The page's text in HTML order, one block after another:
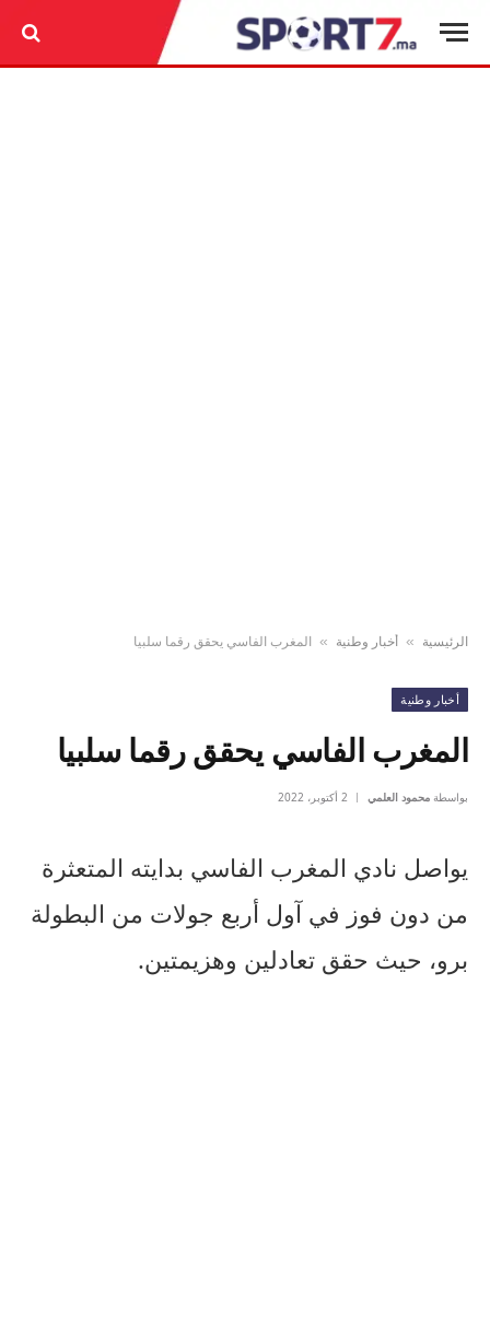
الرئيسية » أخبار وطنية » المغرب الفاسي يحقق رقما سلبيا
أخبار وطنية
المغرب الفاسي يحقق رقما سلبيا
بواسطة محمود العلمي 2 أكتوبر، 2022
يواصل نادي المغرب الفاسي بدايته المتعثرة
من دون فوز في آول أربع جولات من البطولة
برو، حيث حقق تعادلين وهزيمتين.